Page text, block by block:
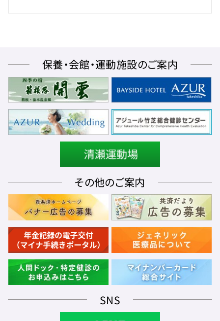
保養・会館・運動施設のご案内
その他のご案内
SNS